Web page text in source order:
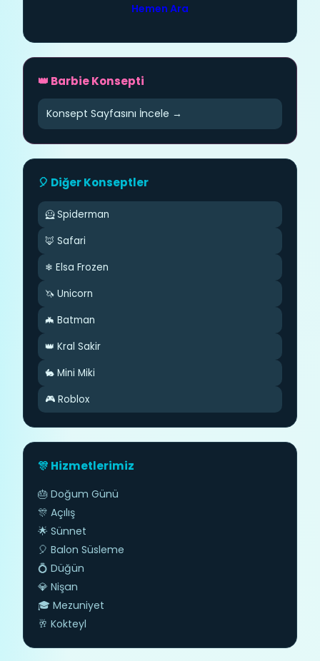
Hemen Ara
👑 Barbie Konsepti
Konsept Sayfasını İncele →
🎈 Diğer Konseptler
🦸 Spiderman
🦊 Safari
❄ Elsa Frozen
🦄 Unicorn
🦇 Batman
👑 Kral Sakir
🐇 Mini Miki
🎮 Roblox
🎊 Hizmetlerimiz
🎂 Doğum Günü
🎊 Açılış
🌟 Sünnet
🎈 Balon Süsleme
💍 Düğün
💎 Nişan
🎓 Mezuniyet
🥂 Kokteyl